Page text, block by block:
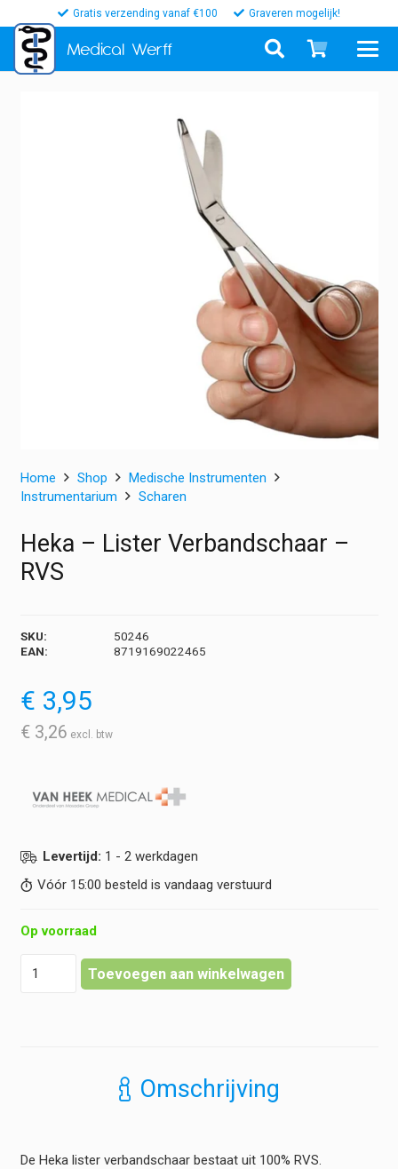
Gratis verzending vanaf €100 Graveren mogelijk!
Medical Werff
Home Shop
Medische Instrumenten
Instrumentarium
Scharen
Heka – Lister Verbandschaar –
RVS
SKU:
50246
EAN:
8719169022465
€ 3,95
€ 3,26
Levertijd: 1 - 2 werkdagen
Vóór 15:00 besteld is vandaag verstuurd
Op voorraad
Toevoegen aan winkelwagen
Omschrijving
De Heka lister verbandschaar bestaat uit 100% RVS.